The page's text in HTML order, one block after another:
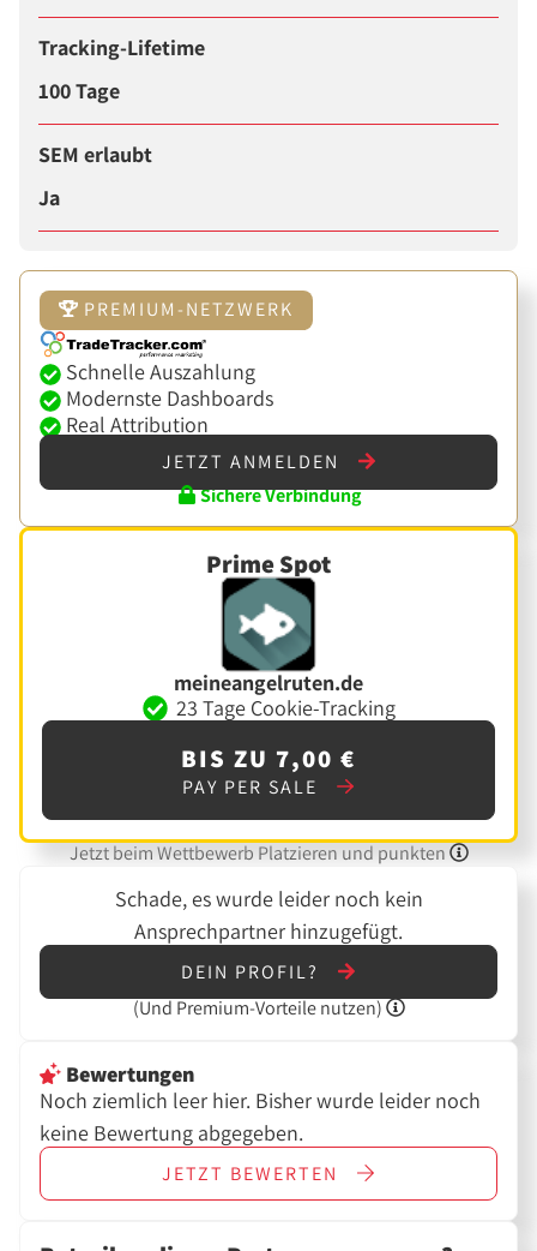
Tracking-Lifetime
100 Tage
SEM erlaubt
Ja
PREMIUM-NETZWERK
Schnelle Auszahlung
Modernste Dashboards
Real Attribution
JETZT ANMELDEN
Sichere Verbindung
Prime Spot
meineangelruten.de
23 Tage Cookie-Tracking
BIS ZU 7,00 €
PAY PER SALE
Jetzt beim Wettbewerb Platzieren und punkten
Schade, es wurde leider noch kein
Ansprechpartner hinzugefügt.
DEIN PROFIL?
(Und Premium-Vorteile nutzen)
Bewertungen
Noch ziemlich leer hier. Bisher wurde leider noch
keine Bewertung abgegeben.
JETZT BEWERTEN